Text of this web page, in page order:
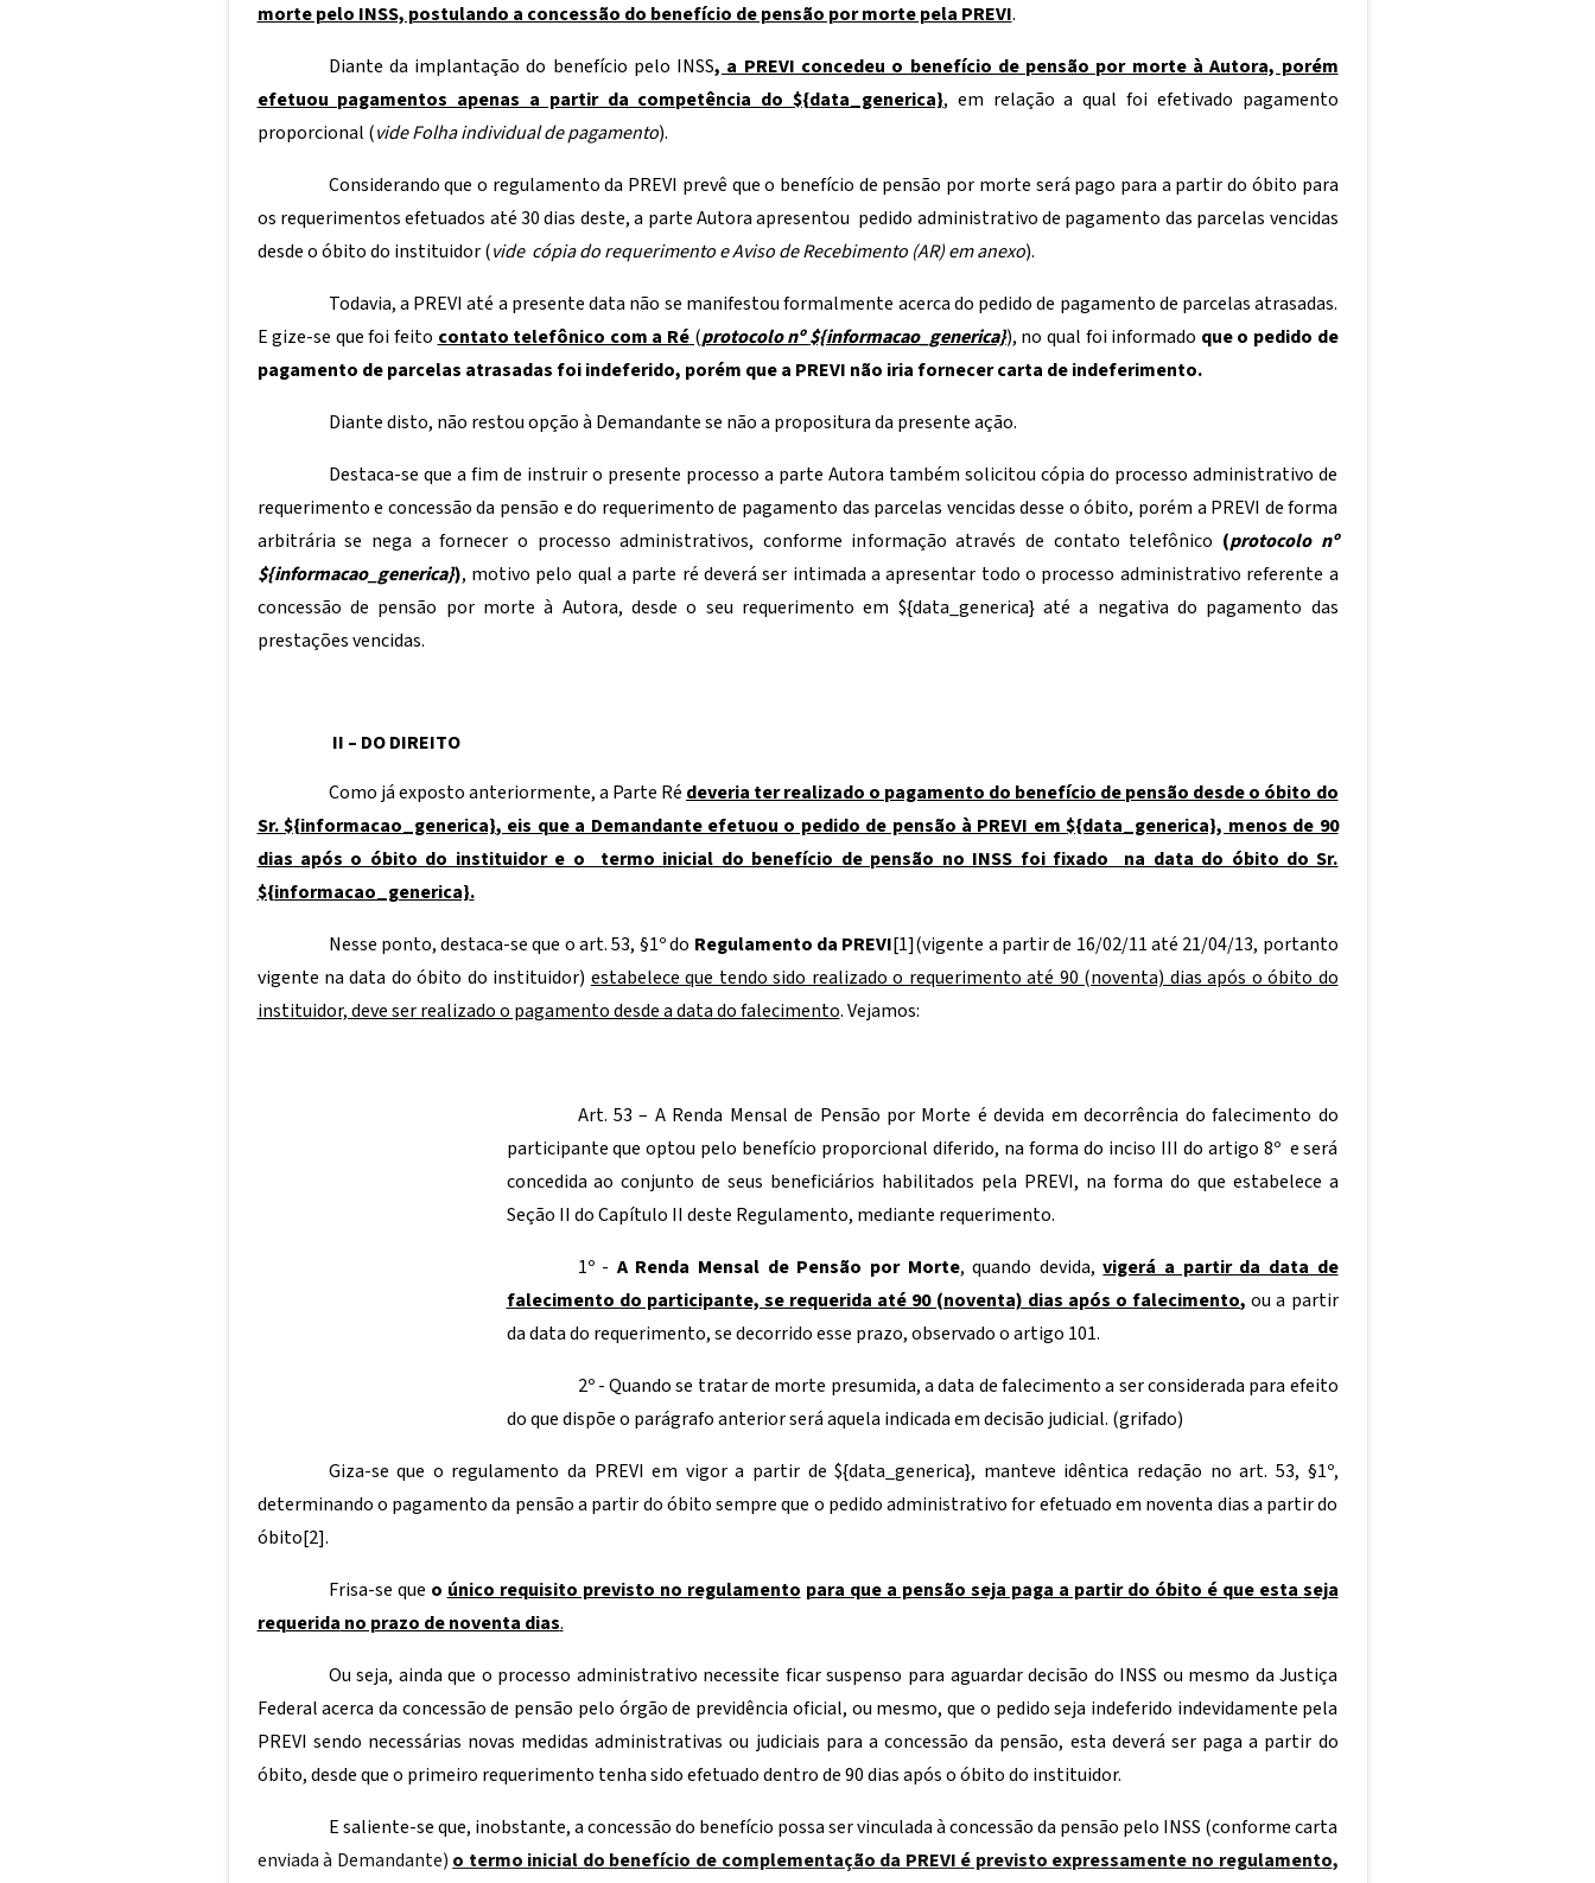
morte pelo INSS, postulando a concessão do benefício de pensão por morte pela PREVI.
Diante da implantação do benefício pelo INSS, a PREVI concedeu o benefício de pensão por morte à Autora, porém
efetuou pagamentos apenas a partir da competência do ${data_generica}, em relação a qual foi efetivado pagamento
proporcional (vide Folha individual de pagamento).
Considerando que o regulamento da PREVI prevê que o benefício de pensão por morte será pago para a partir do óbito para
os requerimentos efetuados até 30 dias deste, a parte Autora apresentou pedido administrativo de pagamento das parcelas vencidas
desde o óbito do instituidor (vide cópia do requerimento e Aviso de Recebimento (AR) em anexo).
Todavia, a PREVI até a presente data não se manifestou formalmente acerca do pedido de pagamento de parcelas atrasadas.
E gize-se que foi feito contato telefônico com a Ré(protocolo nº${informacao_generica}), no qual foi informado que o pedido de
pagamento de parcelas atrasadas foi indeferido, porém que a PREVI não iria fornecer carta de indeferimento.
Diante disto, não restou opção à Demandante se não a propositura da presente ação.
Destaca-se que a fim de instruir o presente processo a parte Autora também solicitou cópia do processo administrativo de
requerimento e concessão da pensão e do requerimento de pagamento das parcelas vencidas desse o óbito, porém a PREVI de forma
arbitrária se nega a fornecer o processo administrativos, conforme informação através de contato telefônico (protocolo nº
${informacao_generica}), motivo pelo qual a parte ré deverá ser intimada a apresentar todo o processo administrativo referente a
concessão de pensão por morte à Autora, desde o seu requerimento em ${data_generica}até a negativa do pagamento das
prestações vencidas.
II – DO DIREITO
Como já exposto anteriormente, a Parte Ré deveria ter realizado o pagamento do benefício de pensão desde o óbito do
Sr.${informacao_generica}, eis que a Demandante efetuou o pedido de pensão à PREVI em${data_generica}, menos de 90
dias após o óbito do instituidor e o termo inicial do benefício de pensão no INSS foi fixado na data do óbito do Sr.
${informacao_generica}.
Nesse ponto, destaca-se que o art. 53, §1º do Regulamento da PREVI[1](vigente a partir de 16/02/11 até 21/04/13, portanto
vigente na data do óbito do instituidor) estabelece que tendo sido realizado o requerimento até 90 (noventa) dias após o óbito do
instituidor, deve ser realizado o pagamento desde a data do falecimento. Vejamos:
Art. 53 – A Renda Mensal de Pensão por Morte é devida em decorrência do falecimento do
participante que optou pelo benefício proporcional diferido, na forma do inciso III do artigo 8º e será
concedida ao conjunto de seus beneficiários habilitados pela PREVI, na forma do que estabelece a
Seção II do Capítulo II deste Regulamento, mediante requerimento.
1º - A Renda Mensal de Pensão por Morte, quando devida,vigerá a partir da data de
falecimento do participante, se requerida até 90 (noventa) dias após o falecimento, ou a partir
da data do requerimento, se decorrido esse prazo, observado o artigo 101.
2º - Quando se tratar de morte presumida, a data de falecimento a ser considerada para efeito
do que dispõe o parágrafo anterior será aquela indicada em decisão judicial. (grifado)
Giza-se que o regulamento da PREVI em vigor a partir de${data_generica}, manteve idêntica redação no art. 53, §1º,
determinando o pagamento da pensão a partir do óbito sempre que o pedido administrativo for efetuado em noventa dias a partir do
óbito[2].
Frisa-se que o único requisito previsto no regulamento para que a pensão seja paga a partir do óbito é que esta seja
requerida no prazo de noventa dias.
Ou seja, ainda que o processo administrativo necessite ficar suspenso para aguardar decisão do INSS ou mesmo da Justiça
Federal acerca da concessão de pensão pelo órgão de previdência oficial, ou mesmo, que o pedido seja indeferido indevidamente pela
PREVI sendo necessárias novas medidas administrativas ou judiciais para a concessão da pensão, esta deverá ser paga a partir do
óbito, desde que o primeiro requerimento tenha sido efetuado dentro de 90 dias após o óbito do instituidor.
E saliente-se que, inobstante, a concessão do benefício possa ser vinculada à concessão da pensão pelo INSS (conforme carta
enviada à Demandante) o termo inicial do benefício de complementação da PREVI é previsto expressamente no regulamento,